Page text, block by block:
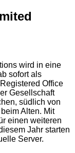
wird in eine
sofort als
Office
Gesellschaft
südlich von
Alten. Mit
einen weiteren
Jahr starten
Server.